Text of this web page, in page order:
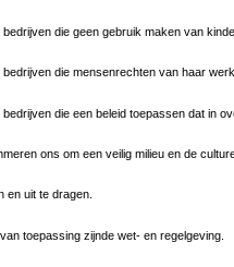
die geen gebruik maken van
die mensenrechten van haar
die een beleid toepassen dat in
ons om een veilig milieu en de
en uit te dragen.
toepassing zijnde wet- en regelgeving.